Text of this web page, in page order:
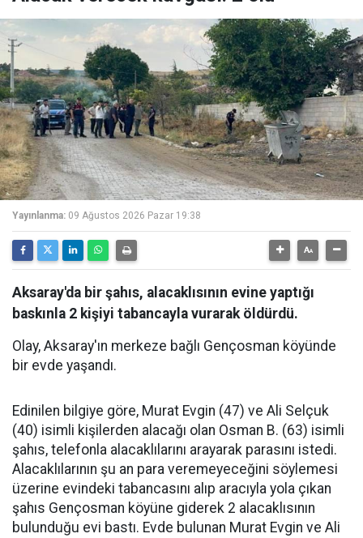
Yayınlanma: 09 Ağustos 2026 Pazar 19:38
Aksaray'da bir şahıs, alacaklısının evine yaptığı
baskınla 2 kişiyi tabancayla vurarak öldürdü.
Olay, Aksaray'ın merkeze bağlı Gençosman köyünde
bir evde yaşandı.
Edinilen bilgiye göre, Murat Evgin (47) ve Ali Selçuk
(40) isimli kişilerden alacağı olan Osman B. (63) isimli
şahıs, telefonla alacaklılarını arayarak parasını istedi.
Alacaklılarının şu an para veremeyeceğini söylemesi
üzerine evindeki tabancasını alıp aracıyla yola çıkan
şahıs Gençosman köyüne giderek 2 alacaklısının
bulunduğu evi bastı. Evde bulunan Murat Evgin ve Ali